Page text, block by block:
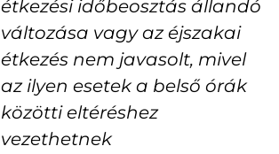
étkezési időbeosztás állandó
változása vagy az éjszakai
étkezés nem javasolt, mivel
az ilyen esetek a belső órák
közötti eltéréshez
vezethetnek